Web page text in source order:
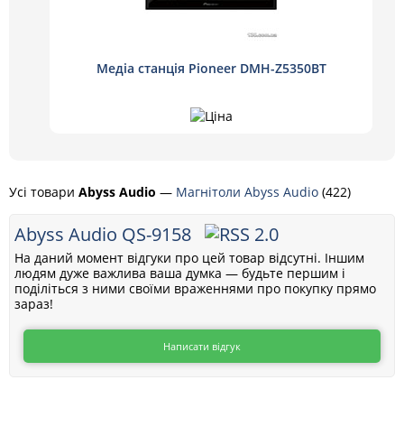
Медіа станція Pioneer DMH-Z5350BT
Усі товари Abyss Audio — Магнітоли Abyss Audio (422)
Abyss Audio QS-9158
На даний момент відгуки про цей товар відсутні. Іншим
людям дуже важлива ваша думка — будьте першим і
поділіться з ними своїми враженнями про покупку прямо
зараз!
Написати відгук